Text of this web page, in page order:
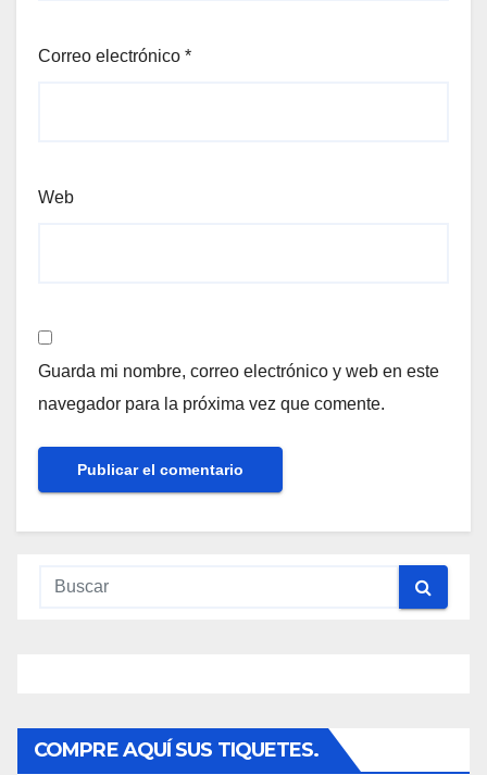
Correo electrónico *
Web
Guarda mi nombre, correo electrónico y web en este
navegador para la próxima vez que comente.
COMPRE AQUÍ SUS TIQUETES.